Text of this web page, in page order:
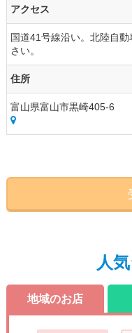
アクセス
国道41号線沿い。北陸自
さい。
住所
富山県富山市黒崎405-6
人
地域のお店